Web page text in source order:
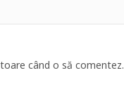
când o să comentez.